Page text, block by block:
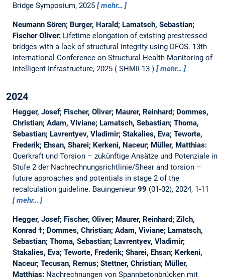
Bridge Symposium, 2025
mehr…
Neumann Sören; Burger, Harald; Lamatsch, Sebastian;
Fischer Oliver: Lifetime elongation of existing prestressed
bridges with a lack of structural integrity using DFOS. 13th
International Conference on Structural Health Monitoring of
Intelligent Infrastructure, 2025
SHMII-13 mehr…
2024
Hegger, Josef; Fischer, Oliver; Maurer, Reinhard; Dommes,
Christian; Adam, Viviane; Lamatsch, Sebastian; Thoma,
Sebastian; Lavrentyev, Vladimir; Stakalies, Eva; Teworte,
Frederik; Ehsan, Sharei; Kerkeni, Naceur; Müller, Matthias:
Querkraft und Torsion – zukünftige Ansätze und Potenziale in
Stufe 2 der Nachrechnungsrichtlinie/Shear and torsion –
future approaches and potentials in stage 2 of the
recalculation guideline. Bauingenieur 99 (01-02), 2024, 1-11
mehr…
Hegger, Josef; Fischer, Oliver; Maurer, Reinhard; Zilch,
Konrad †; Dommes, Christian; Adam, Viviane; Lamatsch,
Sebastian; Thoma, Sebastian; Lavrentyev, Vladimir;
Stakalies, Eva; Teworte, Frederik; Sharei, Ehsan; Kerkeni,
Naceur; Tecusan, Remus; Stettner, Christian; Müller,
Matthias: Nachrechnungen von Spannbetonbrücken mit